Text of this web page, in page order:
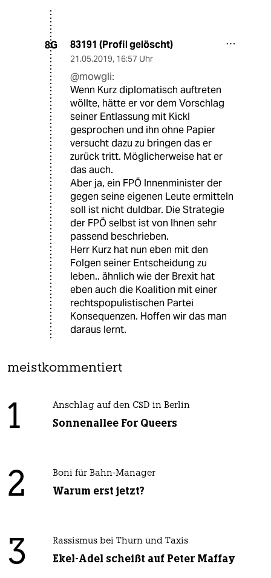
8G 83191 (Profil gelöscht)
21.05.2019, 16:57 Uhr
@mowgli:
Wenn Kurz diplomatisch auftreten
wöllte, hätte er vor dem Vorschlag
seiner Entlassung mit Kickl
gesprochen und ihn ohne Papier
versucht dazu zu bringen das er
zurück tritt. Möglicherweise hat er
das auch.
Aber ja, ein FPÖ Innenminister der
gegen seine eigenen Leute ermitteln
soll ist nicht duldbar. Die Strategie
der FPÖ selbst ist von Ihnen sehr
passend beschrieben.
Herr Kurz hat nun eben mit den
Folgen seiner Entscheidung zu
leben.. ähnlich wie der Brexit hat
eben auch die Koalition mit einer
rechtspopulistischen Partei
Konsequenzen. Hoffen wir das man
daraus lernt.
meistkommentiert
1 Anschlag auf den CSD in Berlin
Sonnenallee For Queers
2 Boni für Bahn-Manager
Warum erst jetzt?
3 Rassismus bei Thurn und Taxis
Ekel-Adel scheißt auf Peter Maffay